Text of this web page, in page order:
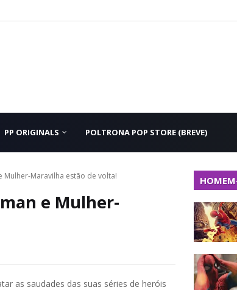
PP ORIGINALS POLTRONA POP STORE (BREVE)
Mulher-Maravilha estão de volta!
e Mulher-
as saudades das suas séries de heróis